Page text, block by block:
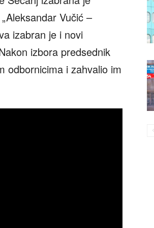
Vučić –
izabran je i novi
izbora predsednik
odbornicima i zahvalio im